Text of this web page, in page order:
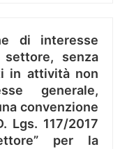
di interesse
senza
in attività non
generale,
convenzione
Lgs. 117/2017
per la